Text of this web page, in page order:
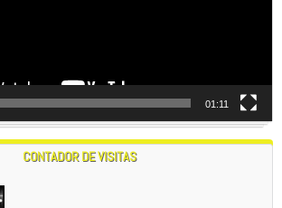
01:11
CONTADOR DE VISITAS